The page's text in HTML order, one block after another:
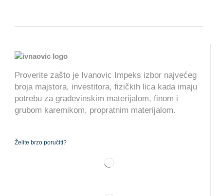
Proverite zašto je Ivanovic Impeks izbor najvećeg
broja majstora, investitora, fizičkih lica kada imaju
potrebu za građevinskim materijalom, finom i
grubom karemikom, propratnim materijalom.
Želite brzo poručiti?